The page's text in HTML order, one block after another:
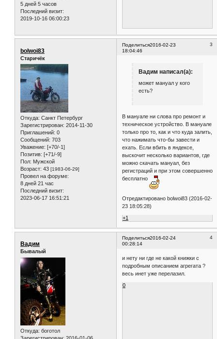
5 дней 5 часов
Последний визит:
2019-10-16 06:00:23
Поделиться 3
2016-02-23
18:04:46
bolwoi83
Старичёк
Откуда: Санкт Петербург
Зарегистрирован: 2014-11-30
Приглашений: 0
Сообщений: 703
Уважение: [+70/-1]
Позитив: [+71/-9]
Пол: Мужской
Возраст: 43 [1983-06-29]
Провел на форуме:
8 дней 21 час
Последний визит:
2023-06-17 16:51:21
Вадим написал(а):
может мануал у кого
есть?
В мануале ни слова про ремонт и
техническое устройство. В мануале
только про то, как и что куда залить,
что нажимать что-бы завести и
ехать. Если вбить в яндексе,
выскочит несколько вариантов, где
можно скачать мануал, без
регистраций и при этом совершенно
бесплатно
Отредактировано bolwoi83 (2016-02-
23 18:05:28)
+1
Поделиться 4
2016-02-24
00:28:14
Вадим
Бывалый
Откуда: боготол
и нету ни где не какой книжки с
подробным описанием агрегата ?
весь инет уже перелазил.
0